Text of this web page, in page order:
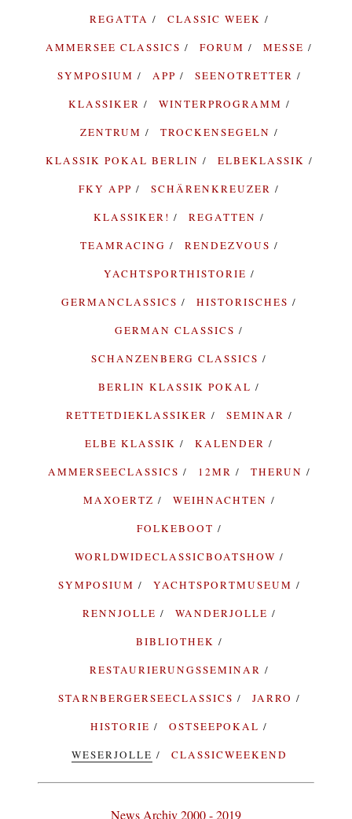
REGATTA
CLASSIC WEEK
AMMERSEE CLASSICS
FORUM
MESSE
SYMPOSIUM
APP
SEENOTRETTER
KLASSIKER
WINTERPROGRAMM
ZENTRUM
TROCKENSEGELN
KLASSIK POKAL BERLIN
ELBEKLASSIK
FKY APP
SCHÄRENKREUZER
KLASSIKER!
REGATTEN
TEAMRACING
RENDEZVOUS
YACHTSPORTHISTORIE
GERMANCLASSICS
HISTORISCHES
GERMAN CLASSICS
SCHANZENBERG CLASSICS
BERLIN KLASSIK POKAL
RETTETDIEKLASSIKER
SEMINAR
ELBE KLASSIK
KALENDER
AMMERSEECLASSICS
12MR
THERUN
MAXOERTZ
WEIHNACHTEN
FOLKEBOOT
WORLDWIDECLASSICBOATSHOW
SYMPOSIUM
YACHTSPORTMUSEUM
RENNJOLLE
WANDERJOLLE
BIBLIOTHEK
RESTAURIERUNGSSEMINAR
STARNBERGERSEECLASSICS
JARRO
HISTORIE
OSTSEEPOKAL
WESERJOLLE
CLASSICWEEKEND
News Archiv 2000 - 2019